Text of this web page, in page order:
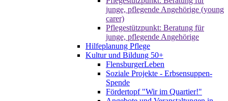
junge, pflegende Angehörige (young
carer)
Pflegestützpunkt: Beratung für
junge, pflegende Angehörige
Hilfeplanung Pflege
Kultur und Bildung 50+
FlensburgerLeben
Soziale Projekte - Erbsensuppen-
Spende
Fördertopf "Wir im Quartier!"